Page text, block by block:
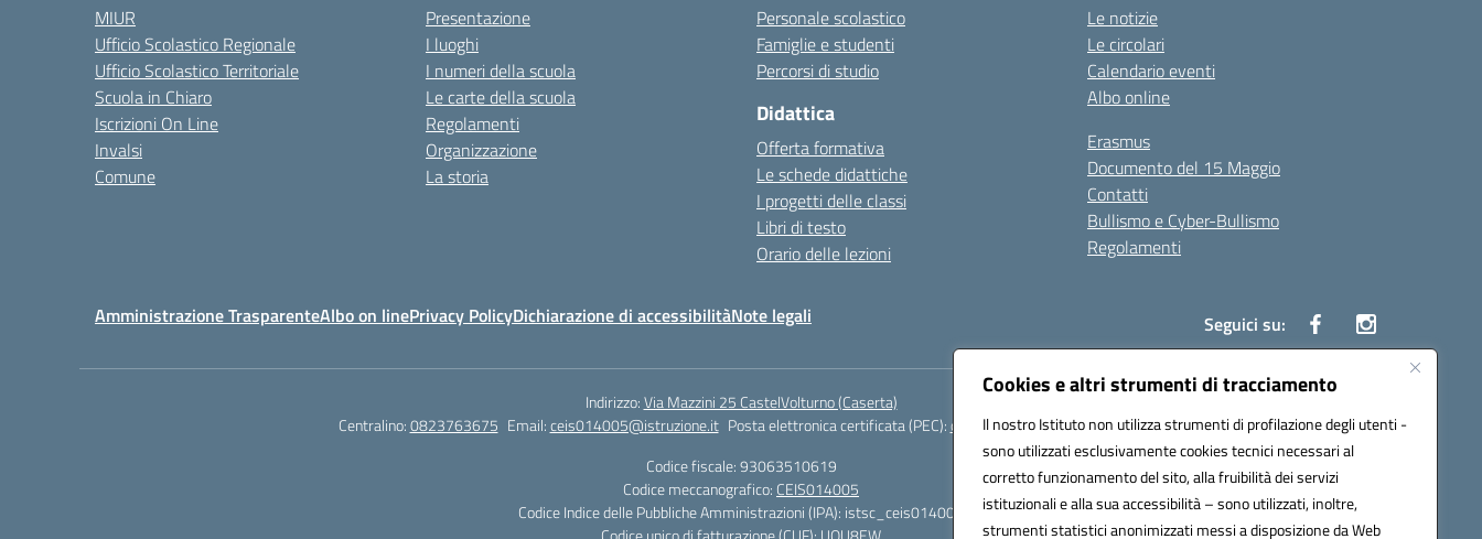
Cookies e altri strumenti di tracciamento
Il nostro Istituto non utilizza strumenti di profilazione degli utenti -
sono utilizzati esclusivamente cookies tecnici necessari al
corretto funzionamento del sito, alla fruibilità dei servizi
istituzionali e alla sua accessibilità – sono utilizzati, inoltre,
strumenti statistici anonimizzati messi a disposizione da Web
MIUR
Ufficio Scolastico Regionale
Ufficio Scolastico Territoriale
Scuola in Chiaro
Iscrizioni On Line
Invalsi
Comune
Presentazione
I luoghi
I numeri della scuola
Le carte della scuola
Regolamenti
Organizzazione
La storia
Personale scolastico
Famiglie e studenti
Percorsi di studio
Didattica
Offerta formativa
Le schede didattiche
I progetti delle classi
Libri di testo
Orario delle lezioni
Le notizie
Le circolari
Calendario eventi
Albo online
Erasmus
Documento del 15 Maggio
Contatti
Bullismo e Cyber-Bullismo
Regolamenti
Amministrazione TrasparenteAlbo on linePrivacy PolicyDichiarazione di accessibilitàNote legali Seguici su:
Indirizzo:Via Mazzini 25 CastelVolturno (Caserta)
Centralino:0823763675 Email:ceis014005@istruzione.it Posta elettronica certificata (PEC):ceis014005@pec.istruzione.it
Codice fiscale: 93063510619
Codice meccanografico: CEIS014005
Codice Indice delle Pubbliche Amministrazioni (IPA): istsc_ceis014005